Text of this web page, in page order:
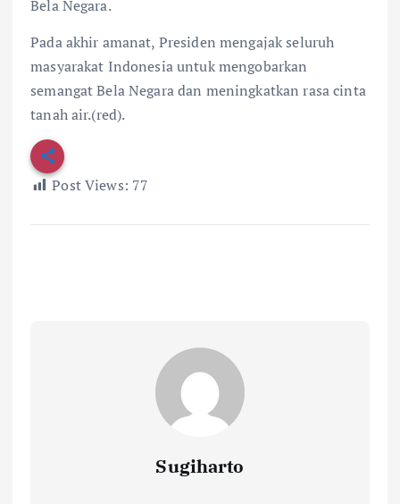
Bela Negara.
Pada akhir amanat, Presiden mengajak seluruh
masyarakat Indonesia untuk mengobarkan
semangat Bela Negara dan meningkatkan rasa cinta
tanah air.(red).
Post Views: 77
Sugiharto